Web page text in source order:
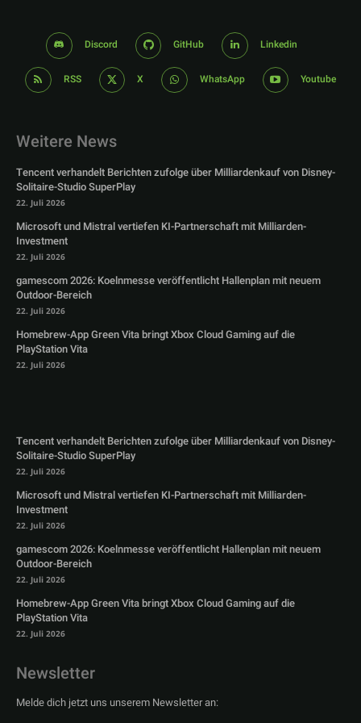
Discord GitHub Linkedin
RSS X WhatsApp Youtube
Weitere News
Tencent verhandelt Berichten zufolge über Milliardenkauf von Disney-
Solitaire-Studio SuperPlay
22. Juli 2026
Microsoft und Mistral vertiefen KI-Partnerschaft mit Milliarden-
Investment
22. Juli 2026
gamescom 2026: Koelnmesse veröffentlicht Hallenplan mit neuem
Outdoor-Bereich
22. Juli 2026
Homebrew-App Green Vita bringt Xbox Cloud Gaming auf die
PlayStation Vita
22. Juli 2026
Tencent verhandelt Berichten zufolge über Milliardenkauf von Disney-
Solitaire-Studio SuperPlay
22. Juli 2026
Microsoft und Mistral vertiefen KI-Partnerschaft mit Milliarden-
Investment
22. Juli 2026
gamescom 2026: Koelnmesse veröffentlicht Hallenplan mit neuem
Outdoor-Bereich
22. Juli 2026
Homebrew-App Green Vita bringt Xbox Cloud Gaming auf die
PlayStation Vita
22. Juli 2026
Newsletter
Melde dich jetzt uns unserem Newsletter an: